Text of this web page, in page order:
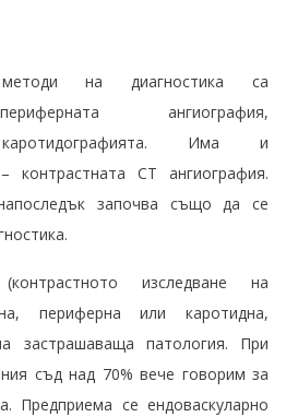
на диагностика са
ангиография,
каротидографията. Има и
контрастната СТ ангиография.
започва също да се
изследване на
периферна или каротидна,
застрашаваща патология. При
съд над 70% вече говорим за
Предприема се ендоваскуларно